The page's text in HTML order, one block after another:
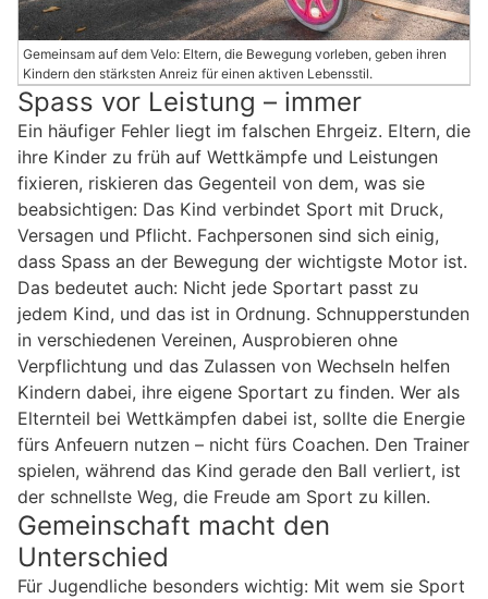
Gemeinsam auf dem Velo: Eltern, die Bewegung vorleben, geben ihren
Kindern den stärksten Anreiz für einen aktiven Lebensstil.
Spass vor Leistung – immer
Ein häufiger Fehler liegt im falschen Ehrgeiz. Eltern, die
ihre Kinder zu früh auf Wettkämpfe und Leistungen
fixieren, riskieren das Gegenteil von dem, was sie
beabsichtigen: Das Kind verbindet Sport mit Druck,
Versagen und Pflicht. Fachpersonen sind sich einig,
dass Spass an der Bewegung der wichtigste Motor ist.
Das bedeutet auch: Nicht jede Sportart passt zu
jedem Kind, und das ist in Ordnung. Schnupperstunden
in verschiedenen Vereinen, Ausprobieren ohne
Verpflichtung und das Zulassen von Wechseln helfen
Kindern dabei, ihre eigene Sportart zu finden. Wer als
Elternteil bei Wettkämpfen dabei ist, sollte die Energie
fürs Anfeuern nutzen – nicht fürs Coachen. Den Trainer
spielen, während das Kind gerade den Ball verliert, ist
der schnellste Weg, die Freude am Sport zu killen.
Gemeinschaft macht den
Unterschied
Für Jugendliche besonders wichtig: Mit wem sie Sport